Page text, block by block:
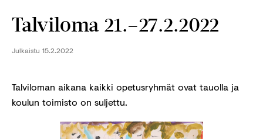
Talviloma 21.–27.2.2022
Julkaistu 15.2.2022
Talviloman aikana kaikki opetusryhmät ovat tauolla ja
koulun toimisto on suljettu.